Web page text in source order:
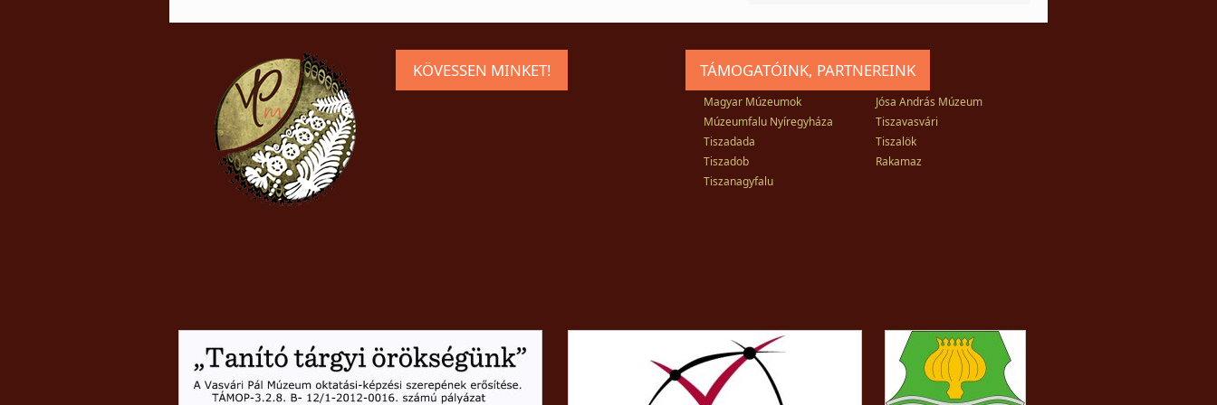
KÖVESSEN MINKET! TÁMOGATÓINK, PARTNEREINK
Magyar Múzeumok
Jósa András Múzeum
Múzeumfalu Nyíregyháza
Tiszavasvári
Tiszadada
Tiszalök
Tiszadob
Rakamaz
Tiszanagyfalu